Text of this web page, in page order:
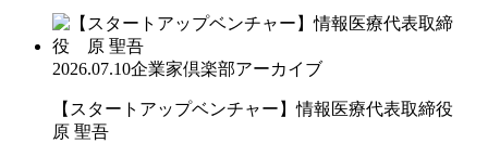
2026.07.10企業家倶楽部アーカイブ
【スタートアップベンチャー】情報医療代表取締役
原 聖吾